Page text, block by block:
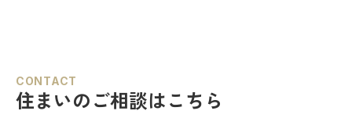
CONTACT
住まいのご相談はこちら